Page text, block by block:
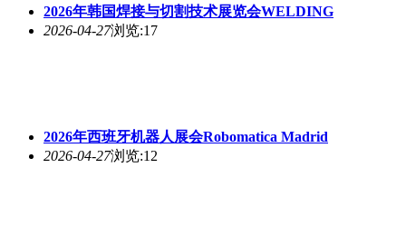
2026年韩国焊接与切割技术展览会WELDING
2026-04-27浏览:17
2026年西班牙机器人展会Robomatica Madrid
2026-04-27浏览:12